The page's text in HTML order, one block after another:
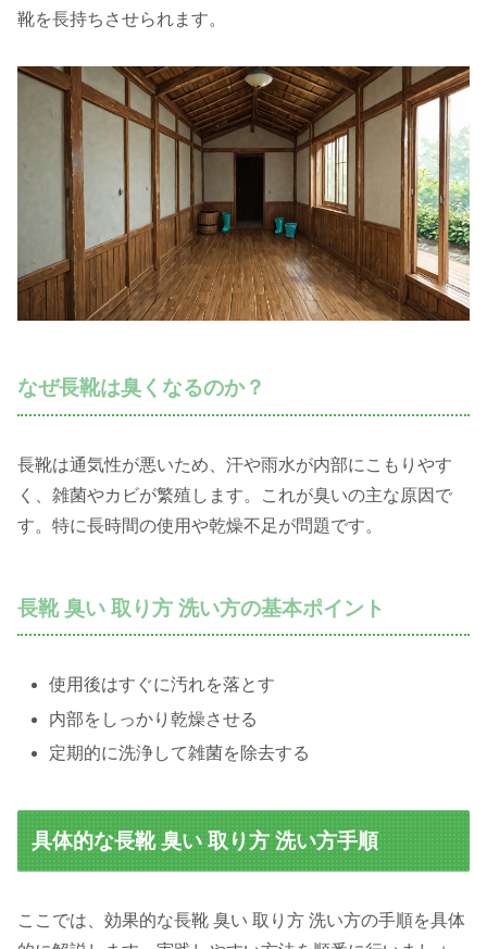
靴を長持ちさせられます。
なぜ長靴は臭くなるのか？
長靴は通気性が悪いため、汗や雨水が内部にこもりやす
く、雑菌やカビが繁殖します。これが臭いの主な原因で
す。特に長時間の使用や乾燥不足が問題です。
長靴 臭い 取り方 洗い方の基本ポイント
使用後はすぐに汚れを落とす
内部をしっかり乾燥させる
定期的に洗浄して雑菌を除去する
具体的な長靴 臭い 取り方 洗い方手順
ここでは、効果的な長靴 臭い 取り方 洗い方の手順を具体